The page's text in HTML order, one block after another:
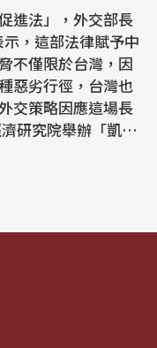
進法」，外交部長
，這部法律賦予中
不僅限於台灣，因
惡劣行徑，台灣也
交策略因應這場長